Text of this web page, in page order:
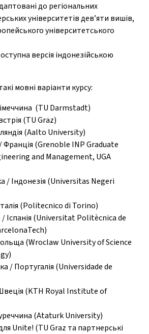
до регіональних
університетів дев’яти вишів,
університетського
версія індонезійською
мовні варіанти курсу:
(TU Darmstadt)
(TU Graz)
(Aalto University)
(Grenoble INP Graduate
and Management, UGA
/ Індонезія (Universitas Negeri
(Politecnico di Torino)
Іспанія (Universitat Politècnica de
(Wroclaw University of Science
/ Португалія (Universidade de
(KTH Royal Institute of
(Ataturk University)
Unite! (TU Graz та партнерські